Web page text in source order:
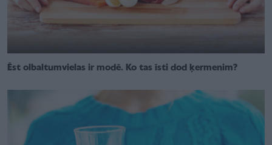
Ēst olbaltumvielas ir modē. Ko tas īsti dod ķermenim?